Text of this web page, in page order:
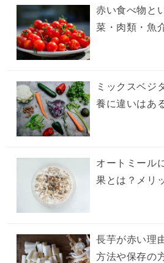
赤い食べ物と
菜・肉類・魚
ミックスベジ
養に違いはあ
オートミール
果とは？メリ
長芋が赤い理
方法や保存の